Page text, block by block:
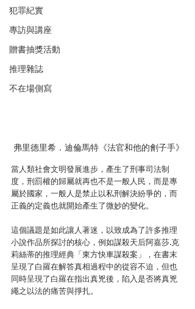
犯罪紀實
專訪與講座
贈書抽獎活動
推理雜誌
不在場側寫
弗里德里希．迪倫馬特《法官和他的劊子手》
當人類社會文明發展進步，產生了刑事司法制
度，刑罰權的歸屬就再也不是一般人民，而是專
屬於國家，一般人是禁止以私刑解決紛爭的，而
正義的定義也就開始產生了微妙的變化。
這個議題是如此讓人著迷，以致成為了許多推理
小說作品所探討的核心，例如謀殺天后阿嘉莎.克
莉絲蒂的推理經典「東方快車謀殺案」，在書末
呈現了白羅在解答真相過程中的從容不迫，但也
同時呈現了白羅在指出真兇後，陷入是否將真兇
繩之以法的痛苦與掙扎。